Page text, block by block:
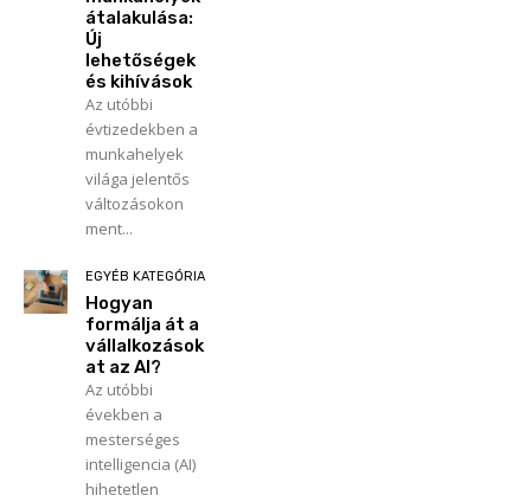
átalakulása:
Új
lehetőségek
és kihívások
Az utóbbi
évtizedekben a
munkahelyek
világa jelentős
változásokon
ment...
EGYÉB KATEGÓRIA
Hogyan
formálja át a
vállalkozások
at az AI?
Az utóbbi
években a
mesterséges
intelligencia (AI)
hihetetlen